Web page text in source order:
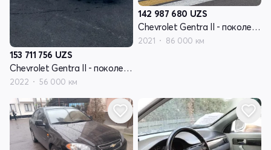
153 711 756 UZS
Chevrolet Gentra II - поколение
2022 56 000 км
142 987 680 UZS
Chevrolet Gentra II - поколение
2021 86 000 км